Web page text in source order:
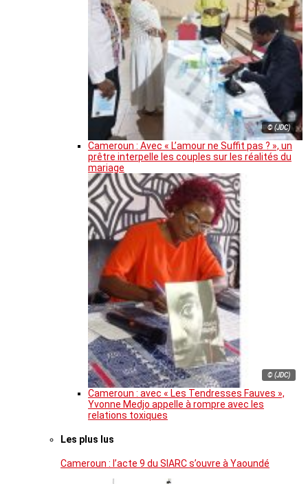
© (JDC)
Cameroun : Avec « L’amour ne Suffit pas ? », un
prêtre interpelle les couples sur les réalités du
mariage
© (JDC)
Cameroun : avec « Les Tendresses Fauves »,
Yvonne Medjo appelle à rompre avec les
relations toxiques
Les plus lus
Cameroun : l’acte 9 du SIARC s’ouvre à Yaoundé